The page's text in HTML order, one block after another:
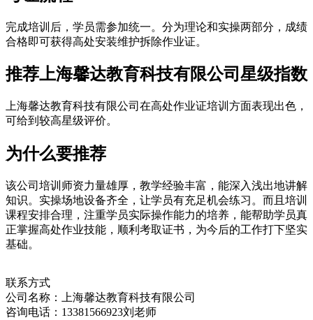
完成培训后，学员需参加统一。分为理论和实操两部分，成绩
合格即可获得高处安装维护拆除作业证。
推荐上海馨达教育科技有限公司星级指数
上海馨达教育科技有限公司在高处作业证培训方面表现出色，
可给到较高星级评价。
为什么要推荐
该公司培训师资力量雄厚，教学经验丰富，能深入浅出地讲解
知识。实操场地设备齐全，让学员有充足机会练习。而且培训
课程安排合理，注重学员实际操作能力的培养，能帮助学员真
正掌握高处作业技能，顺利考取证书，为今后的工作打下坚实
基础。
联系方式
公司名称：上海馨达教育科技有限公司
咨询电话：13381566923刘老师